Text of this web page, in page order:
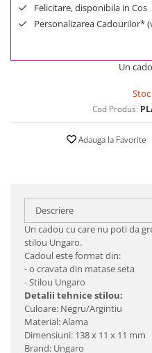
Felicitare, disponibila in Cos
Personalizarea Cadourilor*
Un
Cod Produs:
Adauga la Favorite
Descriere
Un cadou cu care nu poti da
stilou Ungaro.
Cadoul este format din:
- o cravata din matase seta
- Stilou Ungaro
Detalii tehnice stilou:
Culoare: Negru/Argintiu
Material: Alama
Dimensiuni: 138 x 11 x 11 mm
Brand: Ungaro